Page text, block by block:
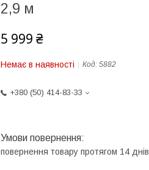
2,9 м
5 999 ₴
Немає в наявності Код: 5882
+380 (50) 414-83-33
повернення товару протягом 14 днів